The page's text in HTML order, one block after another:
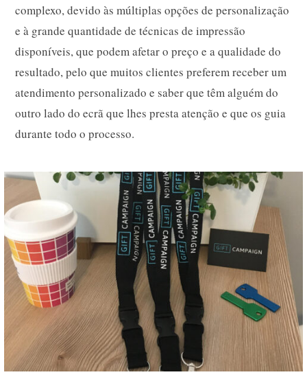
complexo, devido às múltiplas opções de personalização
e à grande quantidade de técnicas de impressão
disponíveis, que podem afetar o preço e a qualidade do
resultado, pelo que muitos clientes preferem receber um
atendimento personalizado e saber que têm alguém do
outro lado do ecrã que lhes presta atenção e que os guia
durante todo o processo.